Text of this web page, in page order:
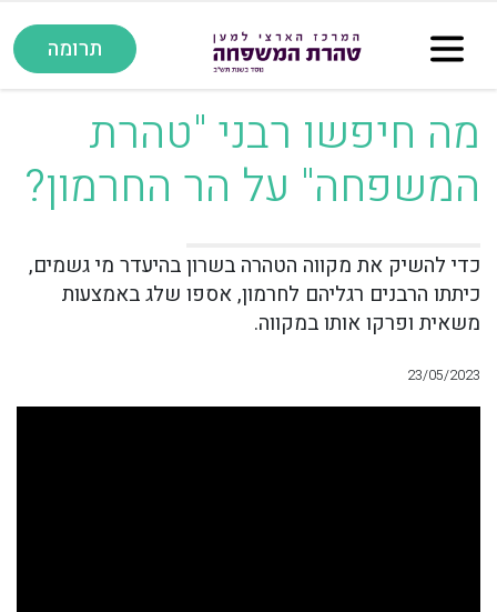
תרומה
מה חיפשו רבני "טהרת
המשפחה" על הר החרמון?
כדי להשיק את מקווה הטהרה בשרון בהיעדר מי גשמים,
כיתתו הרבנים רגליהם לחרמון, אספו שלג באמצעות
משאית ופרקו אותו במקווה.
23/05/2023